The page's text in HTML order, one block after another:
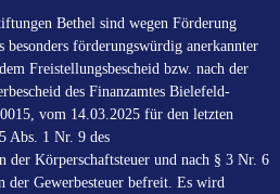
Bethel sind wegen Förderung
förderungswürdig anerkannter
Freistellungsbescheid bzw. nach der
des Finanzamtes Bielefeld-
vom 14.03.2025 für den letzten
Abs. 1 Nr. 9 des
der Körperschaftsteuer und nach § 3 Nr. 6
der Gewerbesteuer befreit. Es wird